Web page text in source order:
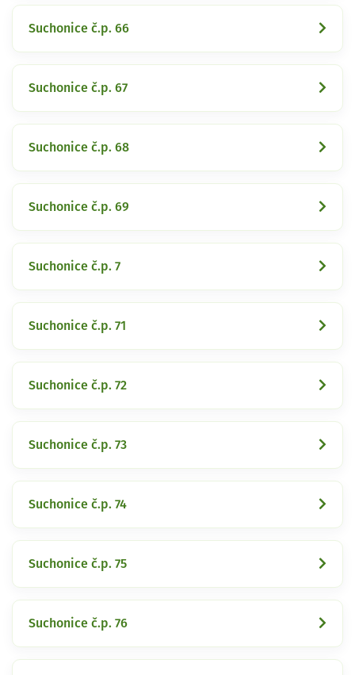
Suchonice č.p. 66
Suchonice č.p. 67
Suchonice č.p. 68
Suchonice č.p. 69
Suchonice č.p. 7
Suchonice č.p. 71
Suchonice č.p. 72
Suchonice č.p. 73
Suchonice č.p. 74
Suchonice č.p. 75
Suchonice č.p. 76